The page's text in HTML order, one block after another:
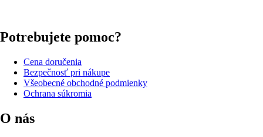
Potrebujete pomoc?
Cena doručenia
Bezpečnosť pri nákupe
Všeobecné obchodné podmienky
Ochrana súkromia
O nás